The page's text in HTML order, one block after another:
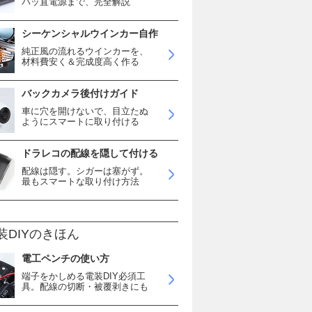
シーケンシャルウインカー自作
純正風の流れるウインカーを、
材料費安く＆完成度高く作る
バックカメラ後付けガイド
車に穴を開けないで、目立たぬ
ようにスマートに取り付ける
ドラレコの配線を隠して付ける
配線は隠す。シガーは塞がず。
最もスマートな取り付け方法
DIYのきほん
電工ペンチの使い方
端子をかしめる電装DIY必須工
具。配線の切断・被覆剥きにも